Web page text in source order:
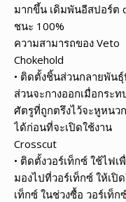
มากขึ้น เดิมพันอีสปอร์ต
ชนะ 100%
ความสามารถของ Veto
Chokehold
• ติดตั้งชิ้นส่วนกลายพัน
ส่วนจะกางออกเมื่อกระ
ศัตรูที่ถูกตรึงไว้จะหูหนว
ได้ก่อนที่จะเปิดใช้งาน
Crosscut
• ติดตั้งวอร์เท็กซ์ ใช้ไฟ
มองไปที่วอร์เท็กซ์ ให้เปิ
เท็กซ์ ในช่วงซื้อ วอร์เท็